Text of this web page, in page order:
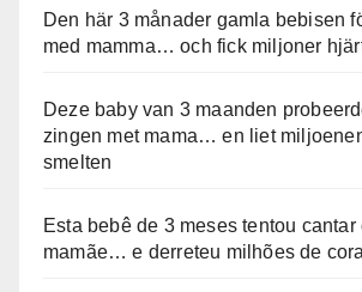
Den här 3 månader gamla bebisen
med mamma… och fick miljoner
Deze baby van 3 maanden
zingen met mama… en liet
smelten
Esta bebê de 3 meses tentou cantar
mamãe… e derreteu milhões de